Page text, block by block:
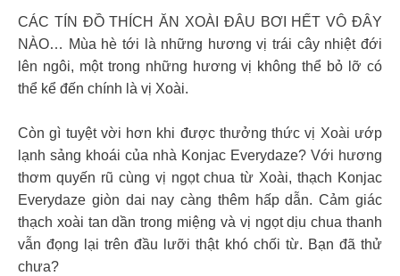
CÁC TÍN ĐỒ THÍCH ĂN XOÀI ĐÂU BƠI HẾT VÔ ĐÂY
NÀO… Mùa hè tới là những hương vị trái cây nhiệt đới
lên ngôi, một trong những hương vị không thể bỏ lỡ có
thể kể đến chính là vị Xoài.
Còn gì tuyệt vời hơn khi được thưởng thức vị Xoài ướp
lạnh sảng khoái của nhà Konjac Everydaze? Với hương
thơm quyến rũ cùng vị ngọt chua từ Xoài, thạch Konjac
Everydaze giòn dai nay càng thêm hấp dẫn. Cảm giác
thạch xoài tan dần trong miệng và vị ngọt dịu chua thanh
vẫn đọng lại trên đầu lưỡi thật khó chối từ. Bạn đã thử
chưa?